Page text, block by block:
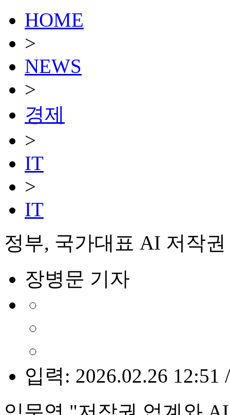
HOME
>
NEWS
>
경제
>
IT
>
IT
정부, 국가대표 AI 저작
장병문 기자
입력: 2026.02.26 12:51